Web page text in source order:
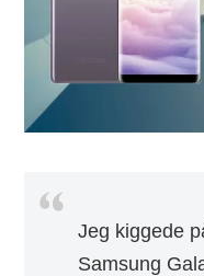
Jeg kiggede
Samsung